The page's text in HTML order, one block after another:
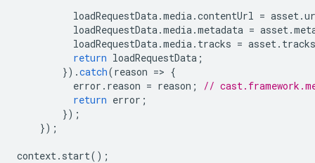
loadRequestData.media.contentUrl = asset.
loadRequestData.media.metadata = asset.
loadRequestData.media. tracks = asset. tracks
return loadRequestData ;
}).catch(reason => {
error . reason = reason ;
//
return error ;
});
});
context. start();